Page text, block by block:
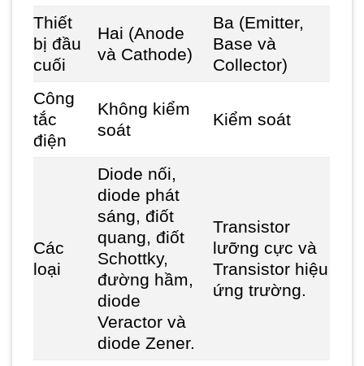
Thiết
bị đầu
cuối
Hai (Anode
và Cathode)
Ba (Emitter,
Base và
Collector)
Công
tắc
điện
Không kiểm
soát
Kiểm soát
Các
loại
Diode nối,
diode phát
sáng, điốt
quang, điốt
Schottky,
đường hầm,
diode
Veractor và
diode Zener.
Transistor
lưỡng cực và
Transistor hiệu
ứng trường.